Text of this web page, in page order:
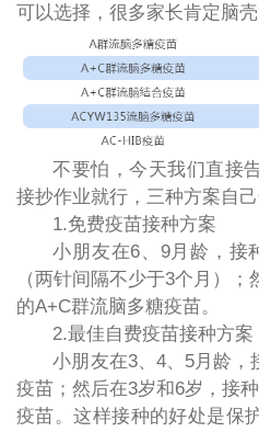
可以选择，很多家长肯定脑壳
不要怕，今天我们直接
接抄作业就行，三种方案自己
1.免费疫苗接种方案
小朋友在6、9月龄，接
（两针间隔不少于3个月）
的A+C群流脑多糖疫苗。
2.最佳自费疫苗接种方案
小朋友在3、4、5月龄，
疫苗；然后在3岁和6岁，接
疫苗。这样接种的好处是保